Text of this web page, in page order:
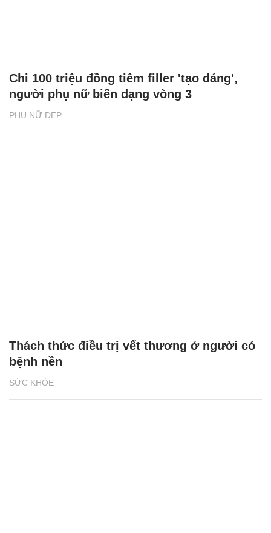
PHỤ NỮ ĐẸP
Chi 100 triệu đồng tiêm filler 'tạo dáng',
người phụ nữ biến dạng vòng 3
SỨC KHỎE
Thách thức điều trị vết thương ở người có
bệnh nền